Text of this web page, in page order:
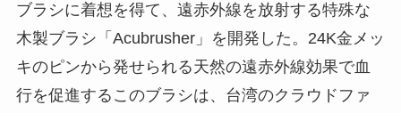
ブラシに着想を得て、遠赤外線を放射する特殊な
木製ブラシ「Acubrusher」を開発した。24K金メッ
キのピンから発せられる天然の遠赤外線効果で血
行を促進するこのブラシは、台湾のクラウドファ